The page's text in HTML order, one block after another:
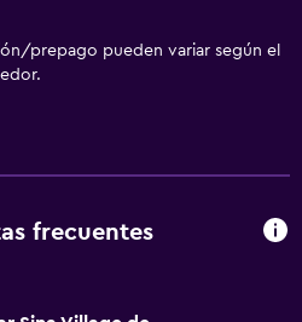
prepago pueden variar según el
frecuentes